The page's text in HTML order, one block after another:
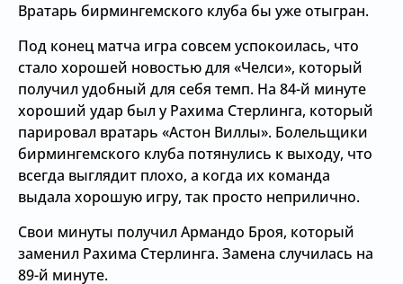
Вратарь бирмингемского клуба бы уже отыгран.
Под конец матча игра совсем успокоилась, что
стало хорошей новостью для «Челси», который
получил удобный для себя темп. На 84-й минуте
хороший удар был у Рахима Стерлинга, который
парировал вратарь «Астон Виллы». Болельщики
бирмингемского клуба потянулись к выходу, что
всегда выглядит плохо, а когда их команда
выдала хорошую игру, так просто неприлично.
Свои минуты получил Армандо Броя, который
заменил Рахима Стерлинга. Замена случилась на
89-й минуте.